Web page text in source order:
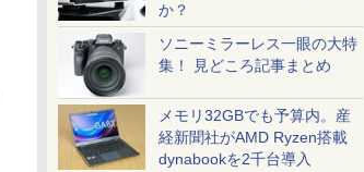
か？
ソニーミラーレス一眼の大特
集！ 見どころ記事まとめ
メモリ32GBでも予算内。産
経新聞社がAMD Ryzen搭載
dynabookを2千台導入